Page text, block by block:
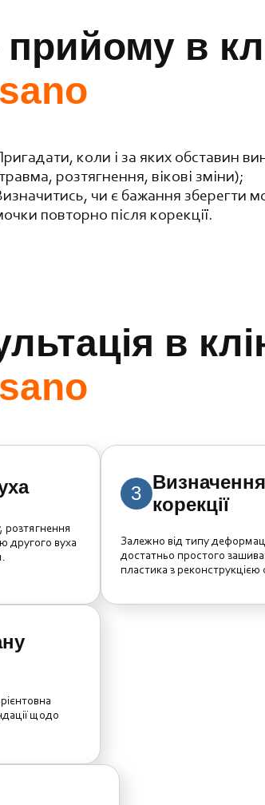
в
коли і за яких обставин
розтягнення, вікові зміни);
чи є бажання зберегти
повторно після корекції.
в
розтягнення
другого вуха
3
корекції
Залежно від типу
достатньо простого
пластика з
щодо